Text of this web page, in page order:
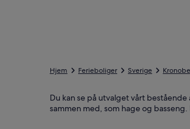
Hjem Ferieboliger Sverige
Du kan se på utvalget vårt
sammen med, som hage og